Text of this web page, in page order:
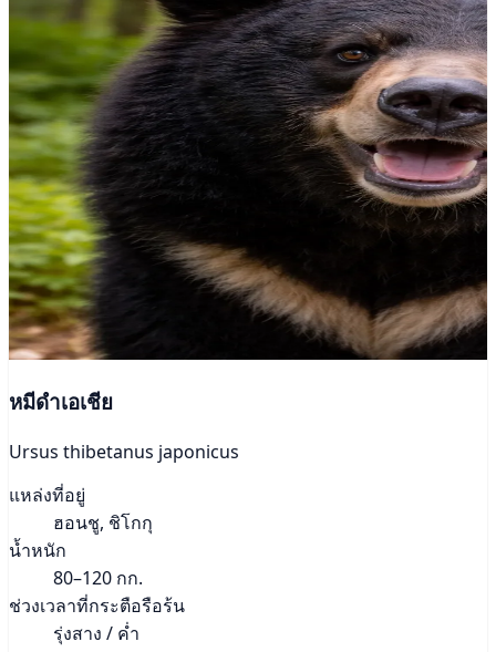
หมีดำเอเชีย
Ursus thibetanus japonicus
แหล่งที่อยู่
ฮอนชู, ชิโกกุ
น้ำหนัก
80–120 กก.
ช่วงเวลาที่กระตือรือร้น
รุ่งสาง / ค่ำ